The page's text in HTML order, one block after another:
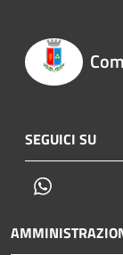
SEGUICI SU